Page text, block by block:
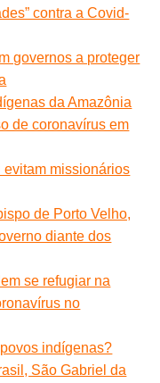
contra a Covid-
governos a proteger
da Amazônia
de coronavírus em
evitam missionários
de Porto Velho,
diante dos
se refugiar na
no
indígenas?
São Gabriel da